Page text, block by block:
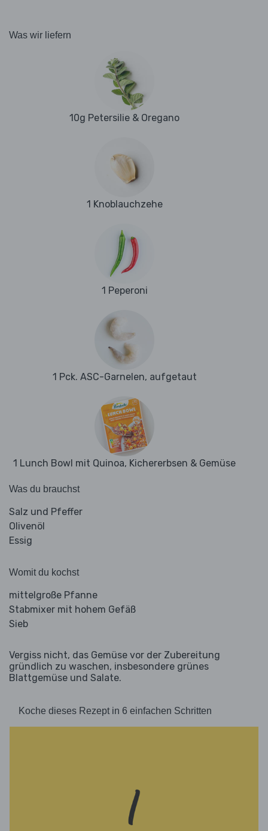
Was wir liefern
10g Petersilie & Oregano
1 Knoblauchzehe
1 Peperoni
1 Pck. ASC-Garnelen, aufgetaut
1 Lunch Bowl mit Quinoa, Kichererbsen & Gemüse
Was du brauchst
Salz und Pfeffer
Olivenöl
Essig
Womit du kochst
mittelgroße Pfanne
Stabmixer mit hohem Gefäß
Sieb
Vergiss nicht, das Gemüse vor der Zubereitung
gründlich zu waschen, insbesondere grünes
Blattgemüse und Salate.
Koche dieses Rezept in 6 einfachen Schritten